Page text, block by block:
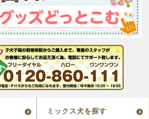
ミックス犬を探す